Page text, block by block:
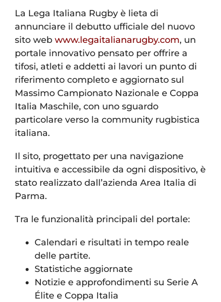
La Lega Italiana Rugby è lieta di
annunciare il debutto ufficiale del nuovo
sito web www.legaitalianarugby.com, un
portale innovativo pensato per offrire a
tifosi, atleti e addetti ai lavori un punto di
riferimento completo e aggiornato sul
Massimo Campionato Nazionale e Coppa
Italia Maschile, con uno sguardo
particolare verso la community rugbistica
italiana.
Il sito, progettato per una navigazione
intuitiva e accessibile da ogni dispositivo, è
stato realizzato dall’azienda Area Italia di
Parma.
Tra le funzionalità principali del portale:
Calendari e risultati in tempo reale
delle partite.
Statistiche aggiornate
Notizie e approfondimenti su Serie A
Élite e Coppa Italia